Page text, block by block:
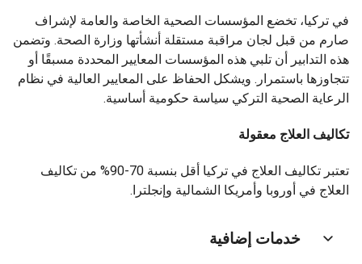
في تركيا، تخضع المؤسسات الصحية الخاصة والعامة لإشراف
صارم من قبل لجان مراقبة مستقلة أنشأتها وزارة الصحة. وتضمن
هذه التدابير أن تلبي هذه المؤسسات المعايير المحددة مسبقًا أو
تتجاوزها باستمرار. ويشكل الحفاظ على المعايير العالية في نظام
الرعاية الصحية التركي سياسة حكومية أساسية.
تكاليف العلاج معقولة
تعتبر تكاليف العلاج في تركيا أقل بنسبة 70-90% من تكاليف
العلاج في أوروبا وأمريكا الشمالية وإنجلترا.
خدمات إضافية